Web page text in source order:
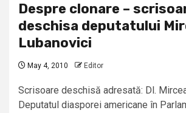
Despre clonare –
deschisa deputatului
Lubanovici
May 4, 2010 Editor
Scrisoare deschisă adresată: Dl.
Deputatul diasporei americane în